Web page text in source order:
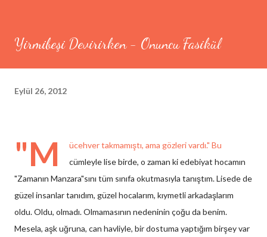
Yirmibeşi Devirirken - Onuncu Fasikül
Eylül 26, 2012
"M
ücehver takmamıştı, ama gözleri vardı." Bu
cümleyle lise birde, o zaman ki edebiyat hocamın
"Zamanın Manzara"sını tüm sınıfa okutmasıyla tanıştım. Lisede de
güzel insanlar tanıdım, güzel hocalarım, kıymetli arkadaşlarım
oldu. Oldu, olmadı. Olmamasının nedeninin çoğu da benim.
Mesela, aşk uğruna, can havliyle, bir dostuma yaptığım birşey var